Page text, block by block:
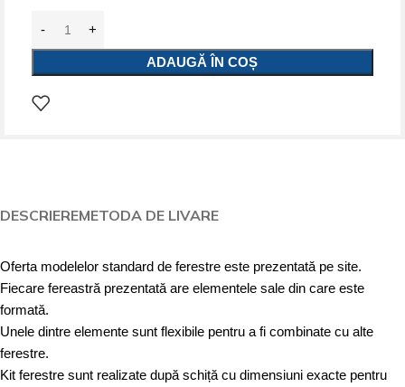
ADAUGĂ ÎN COȘ
DESCRIEREMETODA DE LIVARE
Oferta modelelor standard de ferestre este prezentată pe site.
Fiecare fereastră prezentată are elementele sale din care este
formată.
Unele dintre elemente sunt flexibile pentru a fi combinate cu alte
ferestre.
Kit ferestre sunt realizate după schiță cu dimensiuni exacte pentru